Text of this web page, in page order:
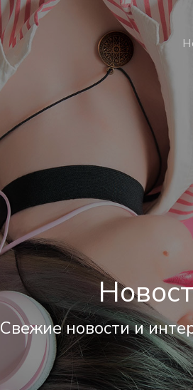
Свежие новости и